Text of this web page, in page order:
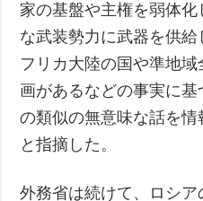
家の基盤や主権を弱体
な武装勢力に武器を供
フリカ大陸の国や準地
画があるなどの事実に
の類似の無意味な話を情
と指摘した。
外務省は続けて、ロシ